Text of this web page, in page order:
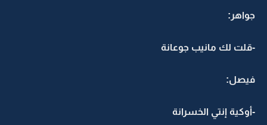
جواهر:
-قلت لك مانيب جوعانة
فيصل:
-أوكية إنتي الخسرانة